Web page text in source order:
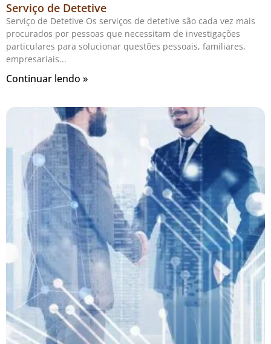
Serviço de Detetive
Serviço de Detetive Os serviços de detetive são cada vez mais
procurados por pessoas que necessitam de investigações
particulares para solucionar questões pessoais, familiares,
empresariais
Continuar lendo »